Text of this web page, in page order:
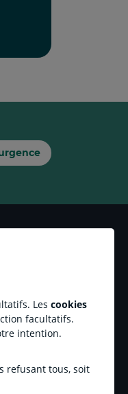
Les cookies
facultatifs.
intention.
refusant tous, soit
numérique du site